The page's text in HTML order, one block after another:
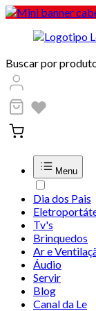
Buscar por
Menu
Dia dos Pais
Tv's
Brinquedos
Ar e
Áudio
Servir
Blog
Canal da Le